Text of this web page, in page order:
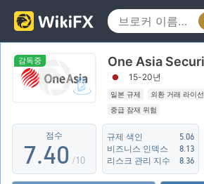
감독중 One Asia
15-20년
일본 규제 외환 거래 라이
중급 잠재 위험
점수
2
3
4
6
7.
0
1
3
40 /10
규제 색인
5.06
비즈니스 인덱스
8.13
리스크 관리 지수
8.36